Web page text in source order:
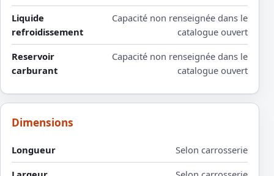
Liquide
refroidissement
Capacité non renseignée dans le
catalogue ouvert
Reservoir
carburant
Capacité non renseignée dans le
catalogue ouvert
Dimensions
Longueur
Selon carrosserie